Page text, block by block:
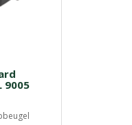
9005